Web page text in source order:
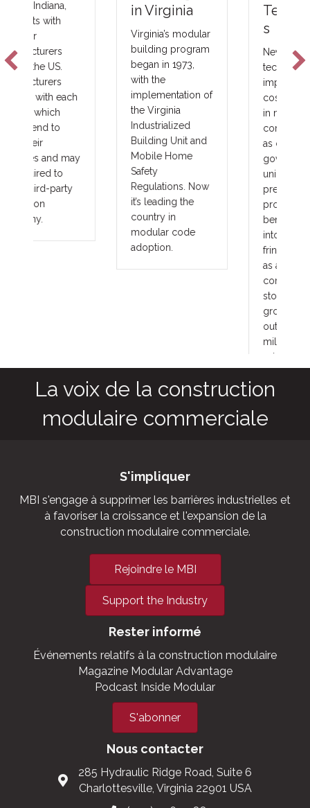
in Virginia
building program
began in 1973,
with the
implementation of
the Virginia
Industrialized
Mobile Home
Safety
Regulations. Now
Technologie
s
New fire barrier
technologies are
costs and margins
in major areas of
construction, such
as commercial,
government,
prevailing wage
projects. These
into other large
aviation hangars.
La voix de la construction
S'impliquer
MBI s'engage à supprimer les barrières industrielles et
construction modulaire commerciale.
Rejoindre le MBI
Support the Industry
Rester informé
Événements relatifs à la construction modulaire
Podcast Inside Modular
S'abonner
Nous contacter
285 Hydraulic Ridge Road, Suite 6